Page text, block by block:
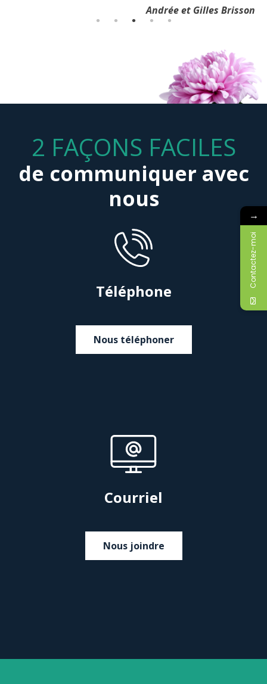
Andrée et Gilles Brisson
2 FAÇONS FACILES
de communiquer avec
nous
Téléphone
Nous téléphoner
Courriel
Nous joindre
→
Contactez-moi